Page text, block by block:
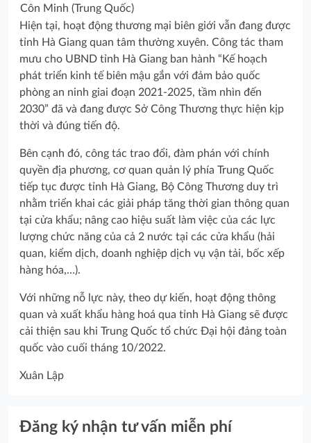
Côn Minh (Trung Quốc)
Hiện tại, hoạt động thương mại biên giới vẫn đang được
tỉnh Hà Giang quan tâm thường xuyên. Công tác tham
mưu cho UBND tỉnh Hà Giang ban hành “Kế hoạch
phát triển kinh tế biên mậu gắn với đảm bảo quốc
phòng an ninh giai đoạn 2021-2025, tầm nhìn đến
2030” đã và đang được Sở Công Thương thực hiện kịp
thời và đúng tiến độ.
Bên cạnh đó, công tác trao đổi, đàm phán với chính
quyền địa phương, cơ quan quản lý phía Trung Quốc
tiếp tục được tỉnh Hà Giang, Bộ Công Thương duy trì
nhằm triển khai các giải pháp tăng thời gian thông quan
tại cửa khẩu; nâng cao hiệu suất làm việc của các lực
lượng chức năng của cả 2 nước tại các cửa khẩu (hải
quan, kiểm dịch, doanh nghiệp dịch vụ vận tải, bốc xếp
hàng hóa,…).
Với những nỗ lực này, theo dự kiến, hoạt động thông
quan và xuất khẩu hàng hoá qua tỉnh Hà Giang sẽ được
cải thiện sau khi Trung Quốc tổ chức Đại hội đảng toàn
quốc vào cuối tháng 10/2022.
Xuân Lập
Đăng ký nhận tư vấn miễn phí